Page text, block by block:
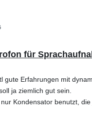
für
gute Erfahrungen mit
ja ziemlich gut sein.
Kondensator benutzt,